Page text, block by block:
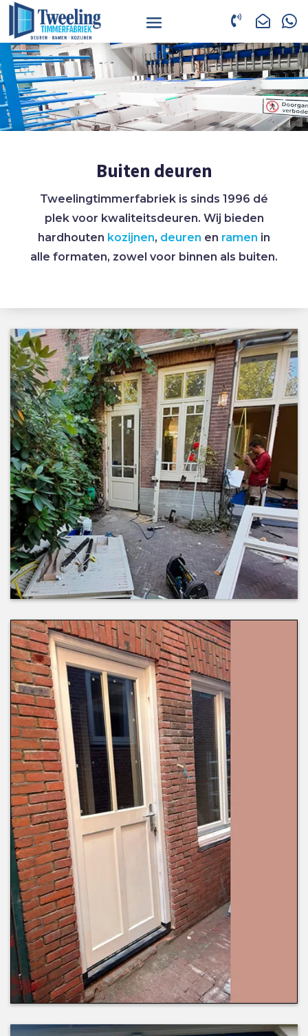
  
Buiten deuren
Tweelingtimmerfabriek is sinds 1996 dé
plek voor kwaliteitsdeuren. Wij bieden
hardhouten kozijnen, deuren en ramen in
alle formaten, zowel voor binnen als buiten.